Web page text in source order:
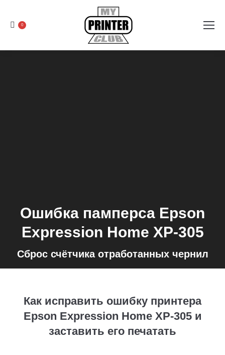
0
Ошибка памперса Epson
Expression Home XP-305
Сброс счётчика отработанных чернил
Как исправить ошибку принтера
Epson Expression Home XP-305 и
заставить его печатать